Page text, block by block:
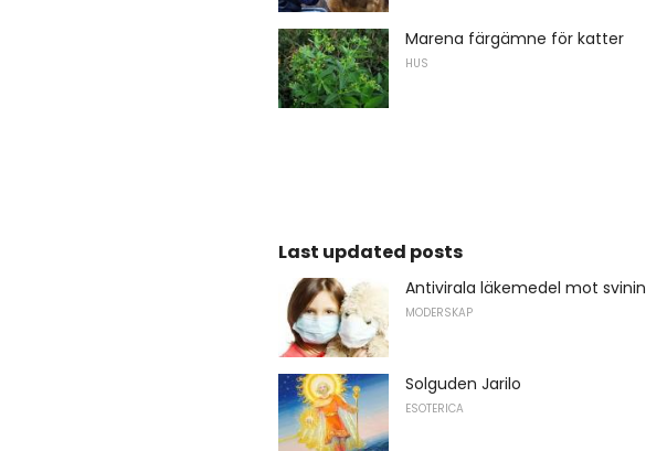
Marena färgämne för katter
HUS
Last updated posts
Antivirala läkemedel mot
MODERSKAP
Solguden Jarilo
ESOTERICA